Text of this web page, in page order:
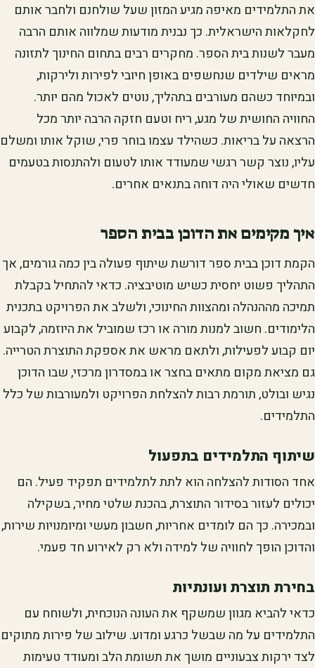
את התלמידים מאיפה מגיע המזון שעל שולחנם ולחבר אותם
לחקלאות הישראלית. כך נבנית מודעות שמלווה אותם הרבה
מעבר לשנות בית הספר. מחקרים רבים בתחום החינוך לתזונה
מראים שילדים שנחשפים באופן חיובי לפירות ולירקות,
ובמיוחד כשהם מעורבים בתהליך, נוטים לאכול מהם יותר.
החוויה החושית של מגע, ריח וטעם חזקה הרבה יותר מכל
הרצאה על בריאות. כשהילד עצמו בוחר פרי, שוקל אותו ומשלם
עליו, נוצר קשר רגשי שמעודד אותו לטעום ולהתנסות בטעמים
חדשים שאולי היה דוחה בתנאים אחרים.
איך מקימים את הדוכן בבית הספר
הקמת דוכן בבית ספר דורשת שיתוף פעולה בין כמה גורמים, אך
התהליך פשוט יחסית כשיש מוטיבציה. כדאי להתחיל בקבלת
תמיכה מההנהלה ומהצוות החינוכי, ולשלב את הפרויקט בתכנית
הלימודים. חשוב למנות מורה או רכז שמוביל את היוזמה, לקבוע
יום קבוע לפעילות, ולתאם מראש את אספקת התוצרת הטרייה.
גם מציאת מקום מתאים בחצר או במסדרון מרכזי, שבו הדוכן
נגיש ובולט, תורמת רבות להצלחת הפרויקט ולמעורבות של כלל
התלמידים.
שיתוף התלמידים בתפעול
אחד הסודות להצלחה הוא לתת לתלמידים תפקיד פעיל. הם
יכולים לעזור בסידור התוצרת, בהכנת שלטי מחיר, בשקילה
ובמכירה. כך הם לומדים אחריות, חשבון מעשי ומיומנויות שירות,
והדוכן הופך לחוויה של למידה ולא רק לאירוע חד פעמי.
בחירת תוצרת ועונתיות
כדאי להביא מגוון שמשקף את העונה הנוכחית, ולשוחח עם
התלמידים על מה שבשל כרגע ומדוע. שילוב של פירות מתוקים
לצד ירקות צבעוניים מושך את תשומת הלב ומעודד טעימות